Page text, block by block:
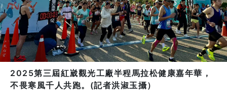
2025第三屆紅崴觀光工廠半程馬拉松健康嘉年華，
不畏寒風千人共跑。(記者洪淑玉攝）